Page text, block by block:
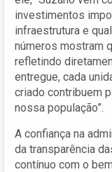
investimentos
infraestrutura e
números mostram
refletindo
entregue, cada
criado contribuem
nossa população”.
A confiança na
da transparência
contínuo com o